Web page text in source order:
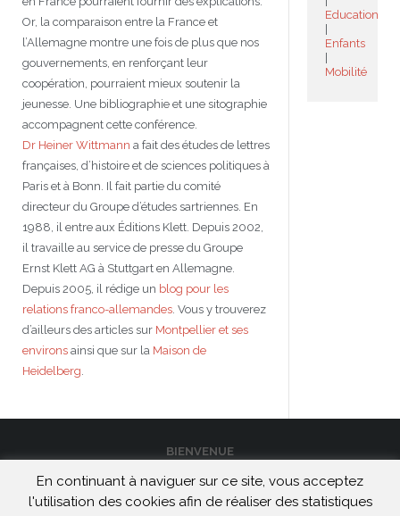
Or, la comparaison entre la France et
l’Allemagne montre une fois de plus que nos
gouvernements, en renforçant leur
coopération, pourraient mieux soutenir la
jeunesse. Une bibliographie et une sitographie
accompagnent cette conférence.
Dr Heiner Wittmann a fait des études de lettres
françaises, d’histoire et de sciences politiques à
Paris et à Bonn. Il fait partie du comité
directeur du Groupe d’études sartriennes. En
1988, il entre aux Éditions Klett. Depuis 2002,
il travaille au service de presse du Groupe
Ernst Klett AG à Stuttgart en Allemagne.
Depuis 2005, il rédige un blog pour les
relations franco-allemandes . Vous y trouverez
d’ailleurs des articles sur Montpellier et ses
environs ainsi que sur la Maison de
Heidelberg
Education
Enfants
Mobilité
BIENVENUE
CONTACT
MENTIONS LÉGALES ET CONFIDENTIALITÉ
En continuant à naviguer sur ce site, vous acceptez
l'utilisation des cookies afin de réaliser des statistiques